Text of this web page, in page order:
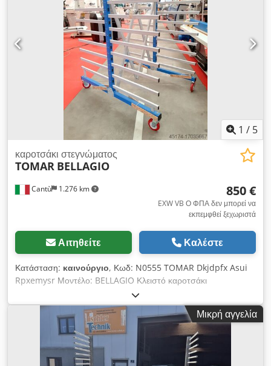
1 / 5
Cantù 1.276 km
καροτσάκι στεγνώματος
TOMAR BELLAGIO
850 €
EXW VB Ο ΦΠΑ δεν μπορεί να
εκπεμφθεί ξεχωριστά
Αιτηθείτε Καλέστε
Κατάσταση: καινούργιο, Κωδ: N0555 TOMAR Dkjdpfx Asui
Rpxemysr Μοντέλο: BELLAGIO Κλειστό καροτσάκι
στεγνώματος διπλού σταυρού για στέγνωμα χρωμάτων, πάνελ,
καλούπια, κουφώματα, διάφορα υλικά Ελάχιστη απόσταση
μεταξύ των ορθοστατών mm 300 Μέγιστη απόσταση μεταξύ
ορθοστατών mm 2600 Μήκος βραχιόνων ανά πλευρά mm 780
Χρήσιμο διάκενο μεταξύ βραχιόνων mm 120 Ν° 20 Ράφια με
επικάλυψη Pvc Χωρητικότητα φορτίου kg 300 Ν° 4
Μικρή αγγελία